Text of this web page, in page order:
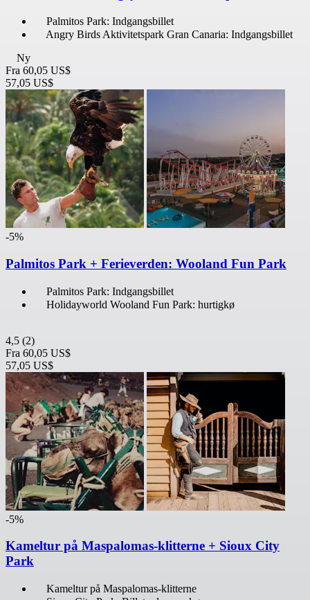
Palmitos Park: Indgangsbillet
Angry Birds Aktivitetspark Gran Canaria: Indgangsbillet
Ny
Fra 60,05 US$
57,05 US$
-5%
Palmitos Park + Ferieverden: Wooland Fun Park
Palmitos Park: Indgangsbillet
Holidayworld Wooland Fun Park: hurtigkø
4,5 (2)
Fra 60,05 US$
57,05 US$
-5%
Kameltur på Maspalomas-klitterne + Sioux City
Park
Kameltur på Maspalomas-klitterne